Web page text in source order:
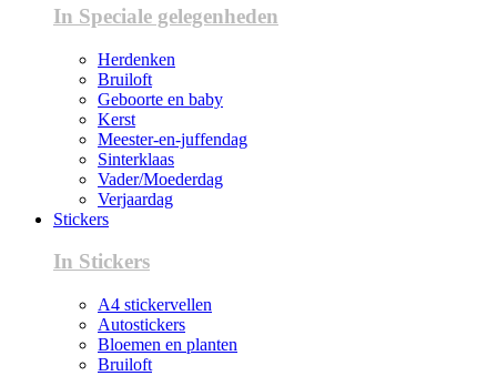
In Speciale gelegenheden
Herdenken
Bruiloft
Geboorte en baby
Kerst
Meester-en-juffendag
Sinterklaas
Vader/Moederdag
Verjaardag
Stickers
In Stickers
A4 stickervellen
Autostickers
Bloemen en planten
Bruiloft